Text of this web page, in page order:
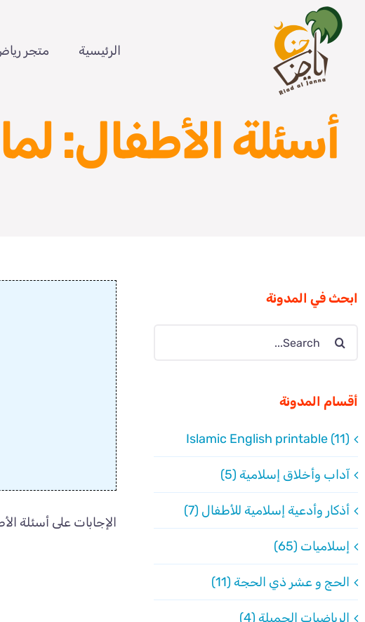
content
الرئيسية متجر
أسئلة الأطفال:
الإجابات على أسئلة
ابحث في المدونة
Search
أقسام المدونة
Islamic English printable (11)
آداب وأخلاق إسلامية (5)
أذكار وأدعية إسلامية للأطفال (7)
إسلاميات (65)
الحج و عشر ذي الحجة (11)
الرياضيات الجميلة (4)